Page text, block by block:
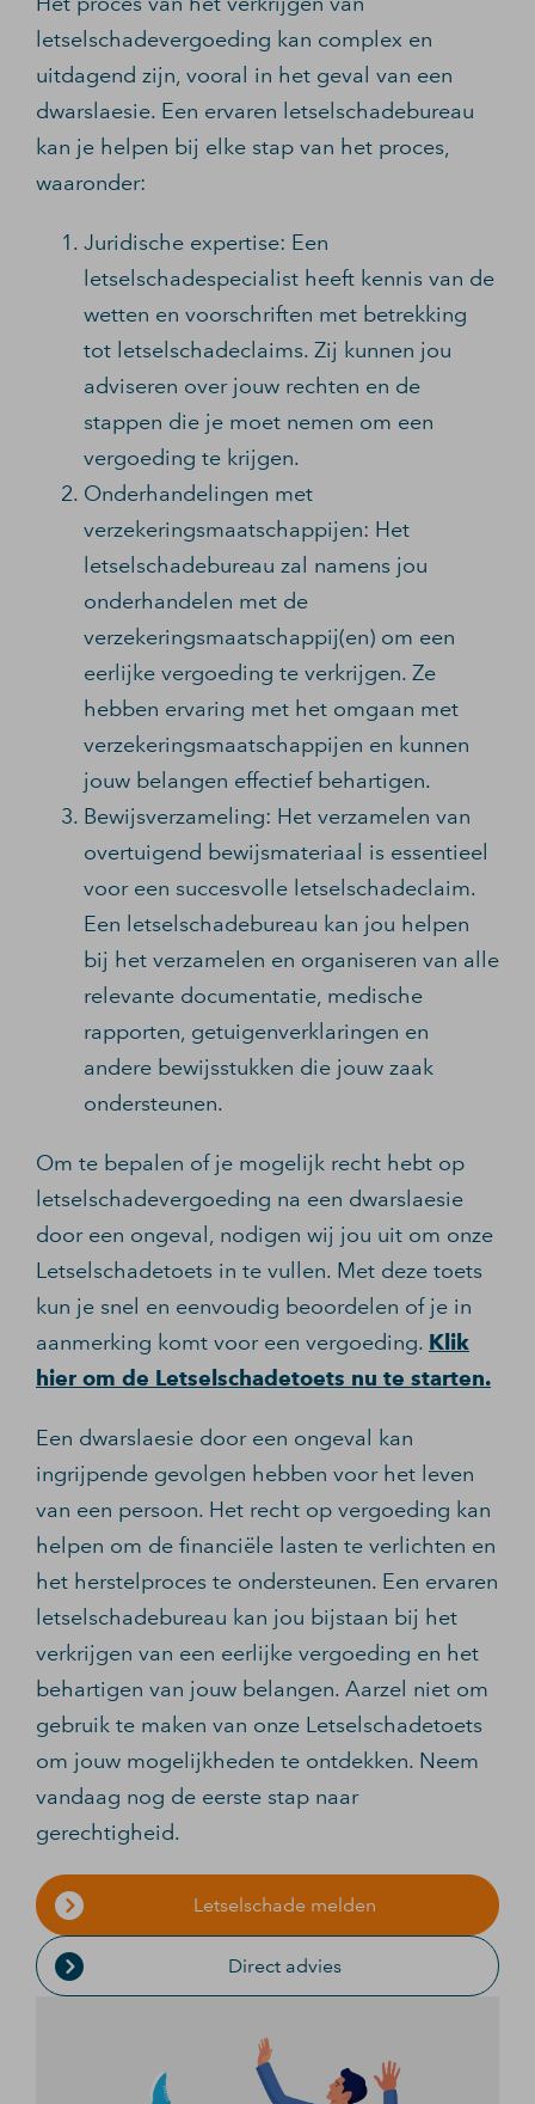
letselschadevergoeding kan complex en
uitdagend zijn, vooral in het geval van een
dwarslaesie. Een ervaren letselschadebureau
kan je helpen bij elke stap van het proces,
waaronder:
Juridische expertise: Een
letselschadespecialist heeft kennis van de
wetten en voorschriften met betrekking
tot letselschadeclaims. Zij kunnen jou
adviseren over jouw rechten en de
stappen die je moet nemen om een
vergoeding te krijgen.
Onderhandelingen met
verzekeringsmaatschappijen: Het
letselschadebureau zal namens jou
onderhandelen met de
verzekeringsmaatschappij(en) om een
eerlijke vergoeding te verkrijgen. Ze
hebben ervaring met het omgaan met
verzekeringsmaatschappijen en kunnen
jouw belangen effectief behartigen.
Bewijsverzameling: Het verzamelen van
overtuigend bewijsmateriaal is essentieel
voor een succesvolle letselschadeclaim.
Een letselschadebureau kan jou helpen
bij het verzamelen en organiseren van alle
relevante documentatie, medische
rapporten, getuigenverklaringen en
andere bewijsstukken die jouw zaak
ondersteunen.
Om te bepalen of je mogelijk recht hebt op
letselschadevergoeding na een dwarslaesie
door een ongeval, nodigen wij jou uit om onze
Letselschadetoets in te vullen. Met deze toets
kun je snel en eenvoudig beoordelen of je in
aanmerking komt voor een vergoeding. Klik
hier om de Letselschadetoets nu te starten.
Een dwarslaesie door een ongeval kan
ingrijpende gevolgen hebben voor het leven
van een persoon. Het recht op vergoeding kan
helpen om de financiële lasten te verlichten en
het herstelproces te ondersteunen. Een ervaren
letselschadebureau kan jou bijstaan bij het
verkrijgen van een eerlijke vergoeding en het
behartigen van jouw belangen. Aarzel niet om
gebruik te maken van onze Letselschadetoets
om jouw mogelijkheden te ontdekken. Neem
vandaag nog de eerste stap naar
gerechtigheid.
Letselschade melden
Direct advies